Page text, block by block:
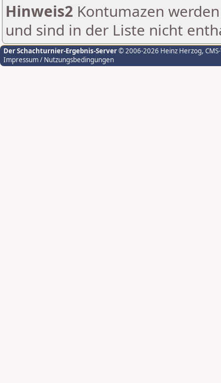
Hinweis2 Kontumazen
und sind in der Liste nicht
Der Schachturnier-Ergebnis-Server© 2006-2026 Heinz Herzog,
Impressum / Nutzungsbedingungen